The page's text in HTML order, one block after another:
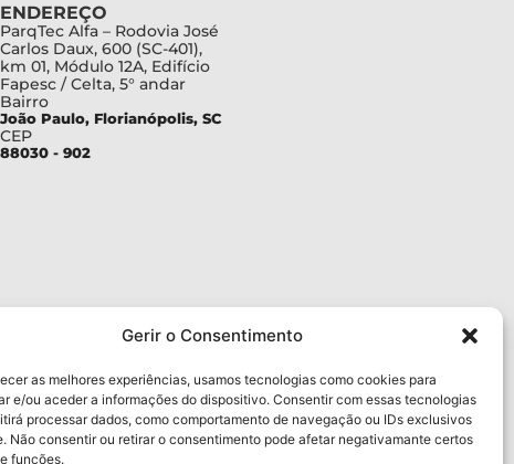
Gerir o Consentimento
as melhores experiências, usamos tecnologias como cookies para
e/ou aceder a informações do dispositivo. Consentir com essas tecnologias
processar dados, como comportamento de navegação ou IDs exclusivos
Não consentir ou retirar o consentimento pode afetar negativamante certos
funções.
ENDEREÇO
ParqTec Alfa – Rodovia José
Carlos Daux, 600 (SC-401),
km 01, Módulo 12A, Edifício
Fapesc / Celta, 5° andar
Bairro
João Paulo, Florianópolis, SC
CEP
88030 - 902